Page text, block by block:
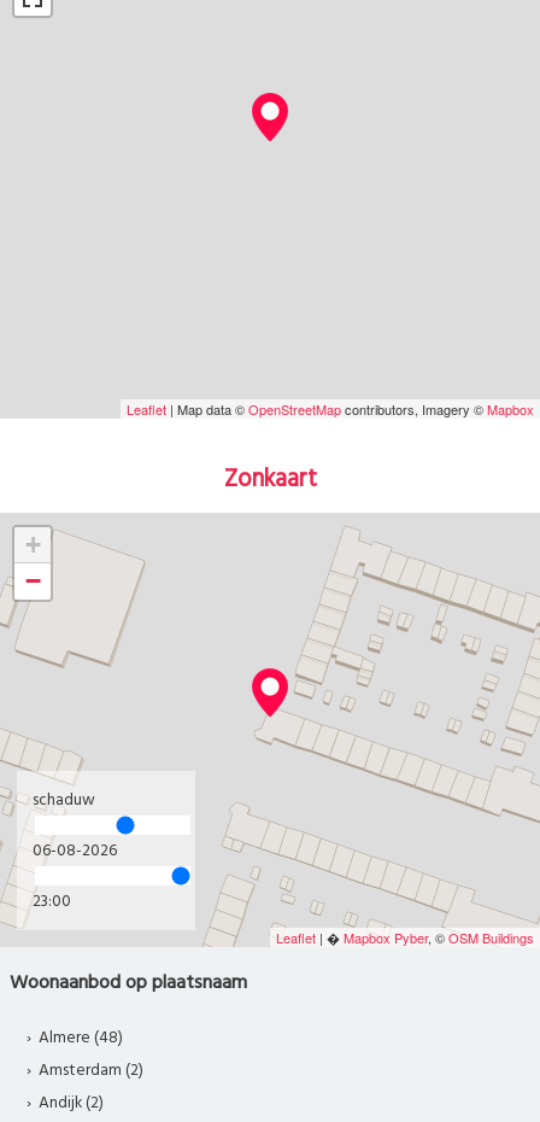
Leaflet | Map data ©OpenStreetMapcontributors, Imagery ©Mapbox
Zonkaart
+
−
Leaflet | �Mapbox Pyber, ©OSM Buildings
schaduw
06-08-2026
23:00
Woonaanbod op plaatsnaam
Almere (48)
Amsterdam (2)
Andijk (2)